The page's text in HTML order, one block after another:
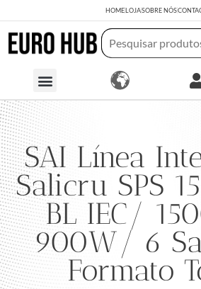
HOMELOJASOBRE NÓS
SAI Línea
Salicru SPS
BL IEC/
900W/ 6
Formato